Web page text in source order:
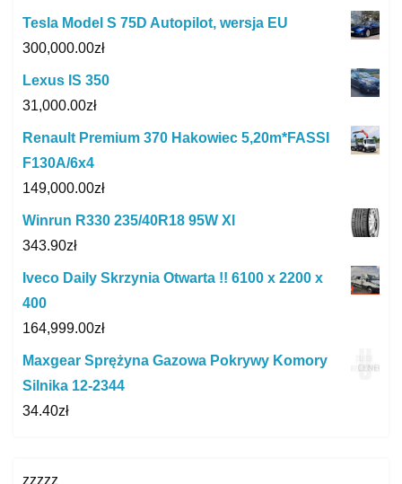
Tesla Model S 75D Autopilot, wersja EU
300,000.00zł
Lexus IS 350
31,000.00zł
Renault Premium 370 Hakowiec 5,20m*FASSI
F130A/6x4
149,000.00zł
Winrun R330 235/40R18 95W Xl
343.90zł
Iveco Daily Skrzynia Otwarta !! 6100 x 2200 x
400
164,999.00zł
Maxgear Sprężyna Gazowa Pokrywy Komory
Silnika 12-2344
34.40zł
zzzzz